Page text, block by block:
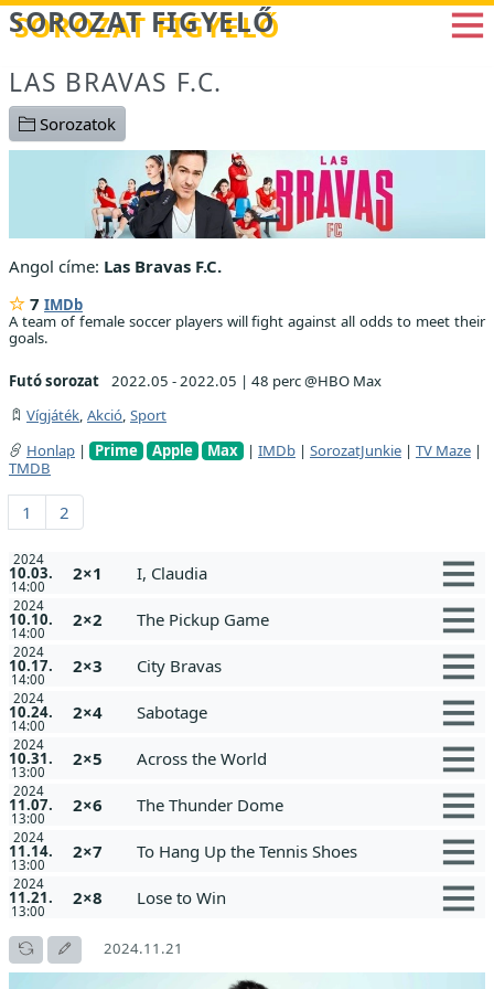
Betöltés...
SOROZAT FIGYELŐ
LAS BRAVAS F.C.
Sorozatok
Angol címe: Las Bravas F.C.
7 IMDb
A team of female soccer players will fight against all odds to meet their
goals.
Futó sorozat 2022.05 - 2022.05 | 48 perc @HBO Max
Vígjáték, Akció, Sport
Honlap | Prime Apple Max | IMDb | SorozatJunkie | TV Maze |
TMDB
1 2
2024
10.03.
14:00
2×1 I, Claudia
2024
10.10.
14:00
2×2 The Pickup Game
2024
10.17.
14:00
2×3 City Bravas
2024
10.24.
14:00
2×4 Sabotage
2024
10.31.
13:00
2×5 Across the World
2024
11.07.
13:00
2×6 The Thunder Dome
2024
11.14.
13:00
2×7 To Hang Up the Tennis Shoes
2024
11.21.
13:00
2×8 Lose to Win
2024.11.21